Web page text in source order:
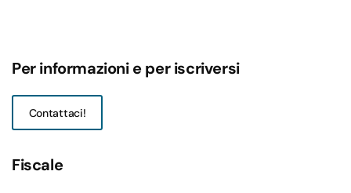
Per informazioni e per iscriversi
Contattaci!
Fiscale